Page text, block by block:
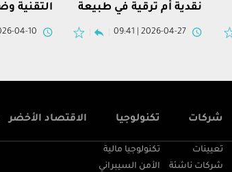
نقدية أم ترقية في طبيعة
2026-04-27 | 09:41
التقنية
04-10 | 06:45
شركات
تعيينات
شركات ناشئة
تكنولوجيا
تكنولوجيا مالية
الأمن السيبراني
الاقتصاد الأخضر